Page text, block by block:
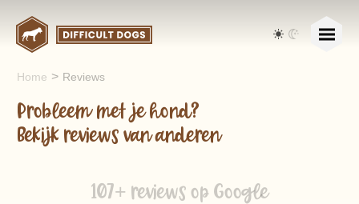
Home > Reviews
Probleem met je hond?
Bekijk reviews van anderen
107+ reviews op Google